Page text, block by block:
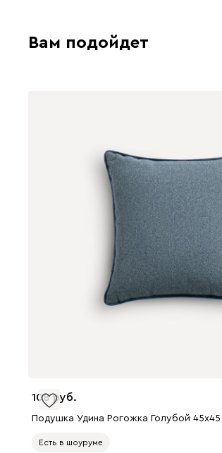
Вам подойдет
108
Подушка Удина Рогожка Голубой 45x45
Есть в шоуруме